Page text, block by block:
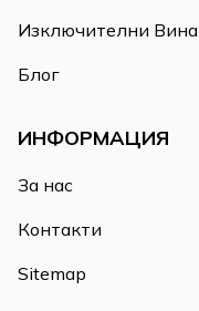
Изключителни Вина
Блог
ИНФОРМАЦИЯ
За нас
Контакти
Sitemap